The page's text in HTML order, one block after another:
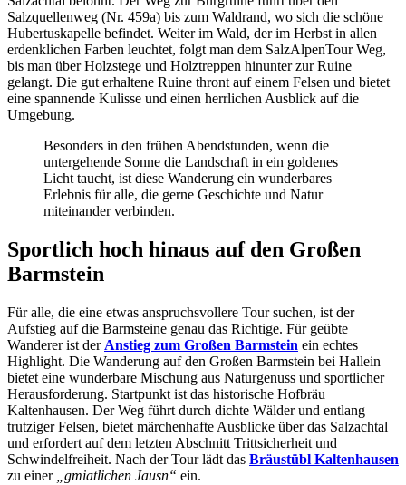
Salzquellenweg (Nr. 459a) bis zum Waldrand, wo sich die schöne
Hubertuskapelle befindet. Weiter im Wald, der im Herbst in allen
erdenklichen Farben leuchtet, folgt man dem SalzAlpenTour Weg,
bis man über Holzstege und Holztreppen hinunter zur Ruine
gelangt. Die gut erhaltene Ruine thront auf einem Felsen und bietet
eine spannende Kulisse und einen herrlichen Ausblick auf die
Umgebung.
Besonders in den frühen Abendstunden, wenn die
untergehende Sonne die Landschaft in ein goldenes
Licht taucht, ist diese Wanderung ein wunderbares
Erlebnis für alle, die gerne Geschichte und Natur
miteinander verbinden.
Sportlich hoch hinaus auf den Großen
Barmstein
Für alle, die eine etwas anspruchsvollere Tour suchen, ist der
Aufstieg auf die Barmsteine genau das Richtige. Für geübte
Wanderer ist der Anstieg zum Großen Barmstein ein echtes
Highlight. Die Wanderung auf den Großen Barmstein bei Hallein
bietet eine wunderbare Mischung aus Naturgenuss und sportlicher
Herausforderung. Startpunkt ist das historische Hofbräu
Kaltenhausen. Der Weg führt durch dichte Wälder und entlang
trutziger Felsen, bietet märchenhafte Ausblicke über das Salzachtal
und erfordert auf dem letzten Abschnitt Trittsicherheit und
Schwindelfreiheit. Nach der Tour lädt das Bräustübl Kaltenhausen
zu einer
„gmiatlichen Jausn“ ein.